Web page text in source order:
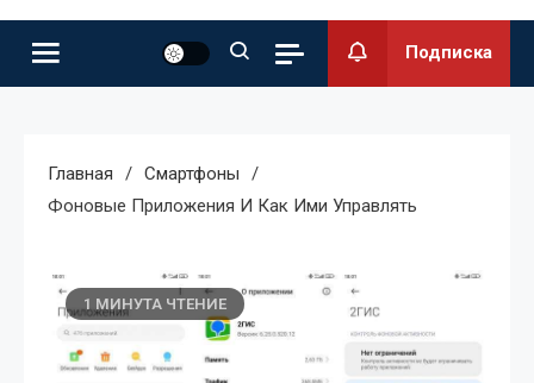
Подписка
Главная
Смартфоны
Фоновые Приложения И Как Ими Управлять
1 МИНУТА ЧТЕНИЕ